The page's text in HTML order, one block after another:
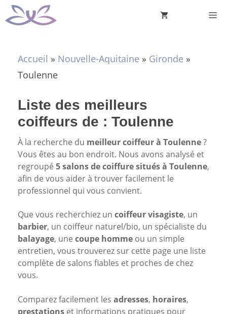
Aller
au
Accueil » Nouvelle-Aquitaine » Gironde »
Toulenne
Liste des meilleurs
coiffeurs de : Toulenne
À la recherche du meilleur coiffeur à Toulenne?
Vous êtes au bon endroit. Nous avons analysé et
regroupé 5 salons de coiffure situés à Toulenne,
afin de vous aider à trouver facilement le
professionnel qui vous convient.
Que vous recherchiez un coiffeur visagiste, un
barbier, un coiffeur naturel/bio, un spécialiste du
balayage, une coupe homme ou un simple
entretien, vous trouverez sur cette page une liste
complète de salons fiables et proches de chez
vous.
Comparez facilement les adresses, horaires,
prestations et informations pratiques pour